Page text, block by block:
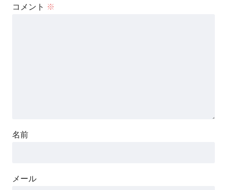
コメント ※
名前
メール